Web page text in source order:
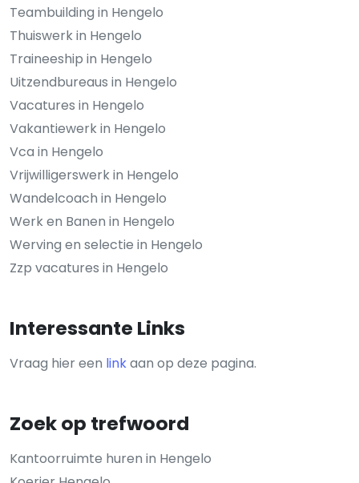
Teambuilding in Hengelo
Thuiswerk in Hengelo
Traineeship in Hengelo
Uitzendbureaus in Hengelo
Vacatures in Hengelo
Vakantiewerk in Hengelo
Vca in Hengelo
Vrijwilligerswerk in Hengelo
Wandelcoach in Hengelo
Werk en Banen in Hengelo
Werving en selectie in Hengelo
Zzp vacatures in Hengelo
Interessante Links
Vraag hier een linkaan op deze pagina.
Zoek op trefwoord
Kantoorruimte huren in Hengelo